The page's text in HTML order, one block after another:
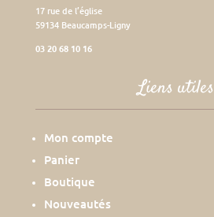
17 rue de l’église
59134 Beaucamps-Ligny
03 20 68 10 16
Liens utiles
Mon compte
Panier
Boutique
Nouveautés